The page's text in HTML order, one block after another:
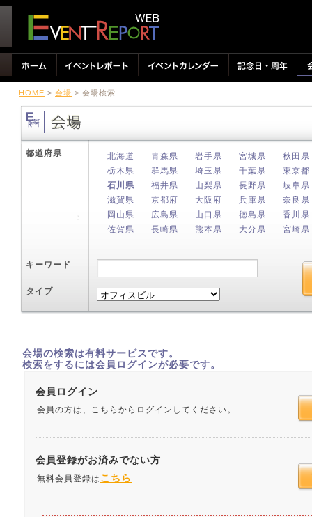
HOME > 会場 > 会場検索
都道府県 北海道 青森県 岩手県 宮城県
秋田県
栃木県
群馬県 埼玉県 千葉県
東京都
石川県
福井県 山梨県 長野県
岐阜県
滋賀県
京都府 大阪府 兵庫県
奈良県
岡山県
広島県 山口県 徳島県
香川県
佐賀県
長崎県 熊本県 大分県 宮崎県
キーワード
タイプ
会場の検索は有料サービスです。
検索をするには会員ログインが必要です。
会員ログイン
会員の方は、こちらからログインしてください。
会員登録がお済みでない方
無料会員登録は こちら